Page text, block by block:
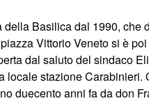
della Basilica dal 1990, che
Vittorio Veneto si è
dal saluto del sindaco
stazione Carabinieri.
duecento anni fa da don